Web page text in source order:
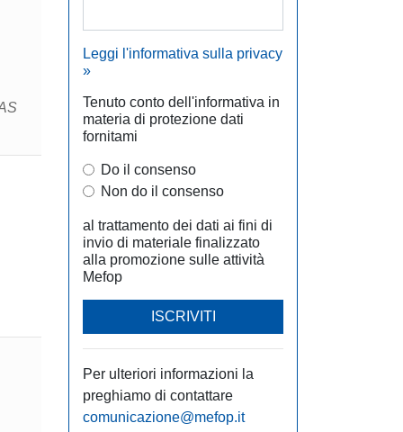
Leggi l'informativa sulla privacy
»
Tenuto conto dell'informativa in
materia di protezione dati
fornitami
Do il consenso
Non do il consenso
al trattamento dei dati ai fini di
invio di materiale finalizzato
alla promozione sulle attività
Mefop
ISCRIVITI
Per ulteriori informazioni la
preghiamo di contattare
comunicazione@mefop.it